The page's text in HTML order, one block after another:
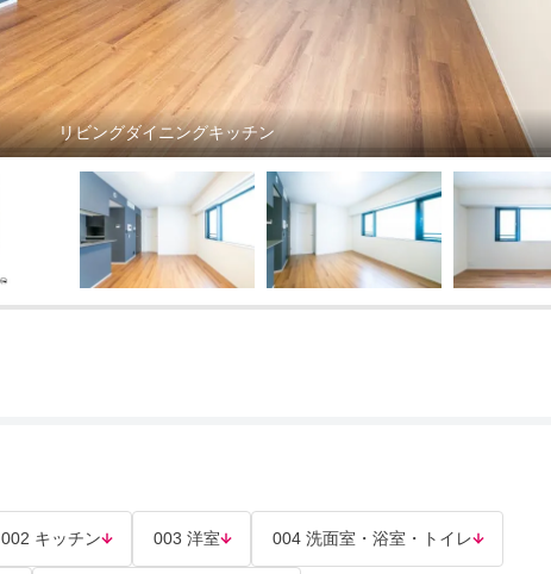
リビングダイニングキッチン
002 キッチン 003 洋室 004 洗面室・浴室・トイレ